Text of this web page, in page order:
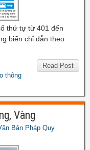
thứ tự từ 401 đến
biển chỉ dẫn theo
Read Post
thông
Vàng
Bản Pháp Quy